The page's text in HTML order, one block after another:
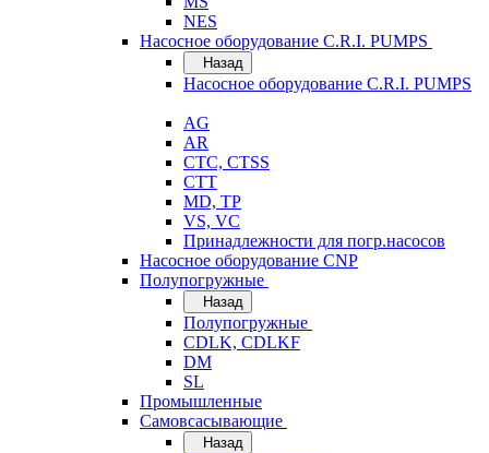
NES
Насосное оборудование C.R.I. PUMPS
Назад
Насосное оборудование C.R.I. PUMPS
AG
AR
CTC, CTSS
CTT
MD, TP
VS, VC
Принадлежности для погр.насосов
Насосное оборудование CNP
Полупогружные
Назад
Полупогружные
CDLK, CDLKF
DM
SL
Промышленные
Самовсасывающие
Назад